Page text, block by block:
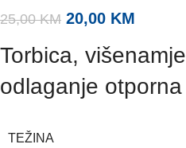
25,00KM 20,00 KM
Torbica,
odlaganje
TEŽINA